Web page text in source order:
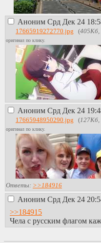
Аноним Срд Дек 24
17665919272770.jpg (405Кб,
оригинал по клику.
Аноним Срд Дек 24
17665948950290.jpg (127Кб,
оригинал по клику.
Ответы: >>184916
Аноним Срд Дек 24
>>184915
Чела с русским флагом